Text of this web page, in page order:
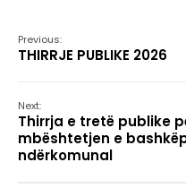
Previous:
THIRRJE PUBLIKE 2026
Next:
Thirrja e tretë publike
mbështetjen e
ndërkomunal